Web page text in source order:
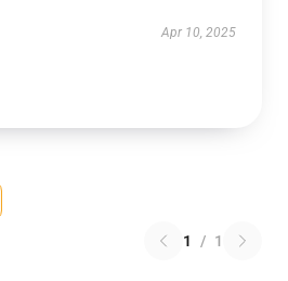
Apr 10, 2025
1 / 1